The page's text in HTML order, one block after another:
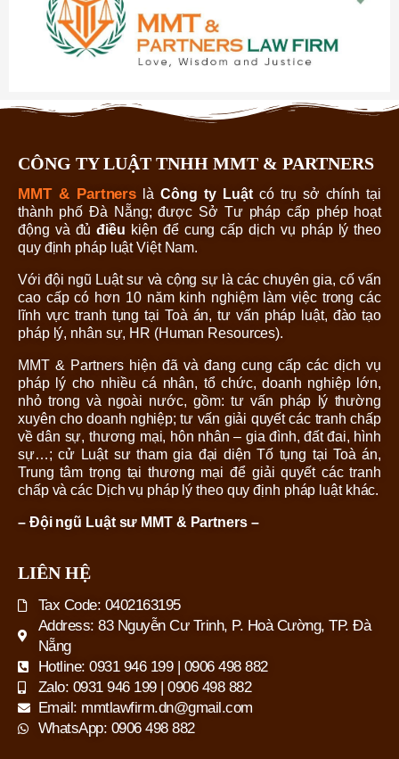
CÔNG TY LUẬT TNHH MMT & PARTNERS
MMT & Partners làCông ty Luậtcó trụ sở chính tại
thành phố Đà Nẵng; được Sở Tư pháp cấp phép hoạt
động và đủđiều kiện để cung cấp dịch vụ pháp lý theo
quy định pháp luật Việt Nam.
Với đội ngũ Luật sư và cộng sự là các chuyên gia, cố vấn
cao cấp có hơn 10 năm kinh nghiệm làm việc trong các
lĩnh vực tranh tụng tại Toà án, tư vấn pháp luật, đào tạo
pháp lý, nhân sự, HR (Human Resources).
MMT & Partners hiện đã và đang cung cấp các dịch vụ
pháp lý cho nhiều cá nhân, tổ chức, doanh nghiệp lớn,
nhỏ trong và ngoài nước, gồm: tư vấn pháp lý thường
xuyên cho doanh nghiệp; tư vấn giải quyết các tranh chấp
về dân sự, thương mại, hôn nhân – gia đình, đất đai, hình
sự…; cử Luật sư tham gia đại diện Tố tụng tại Toà án,
Trung tâm trọng tại thương mại để giải quyết các tranh
chấp và các Dịch vụ pháp lý theo quy định pháp luật khác.
– Đội ngũ Luật sư MMT & Partners –
LIÊN HỆ
Tax Code: 0402163195
Address: 83 Nguyễn Cư Trinh, P. Hoà Cường, TP. Đà
Nẵng
Hotline: 0931 946 199 | 0906 498 882
Zalo: 0931 946 199 | 0906 498 882
Email: mmtlawfirm.dn@gmail.com
WhatsApp: 0906 498 882